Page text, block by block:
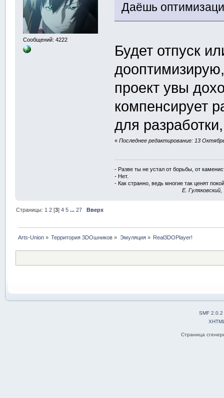
Сообщений: 4222
Даёшь
Будет отпуск
проект увы
компенсирует
для
«Последнее редактирование: 13
- Разве ты не устал от борьбы, от
- Нет.
- Как странно, ведь многие так ценят
E.
Страницы: 1 2 [3]4 5 ...27 Вверх
Arts-Union » Территория 3DOшников » Эмуляция» Real3DOPlayer!
SMF 2.0.2
Страница